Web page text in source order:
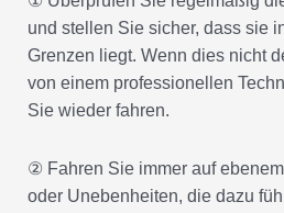
und stellen Sie sicher, dass sie
Grenzen liegt. Wenn dies nicht
von einem professionellen
Sie wieder fahren.
oder Unebenheiten, die dazu
Kontrolle über Ihr Fahrrad